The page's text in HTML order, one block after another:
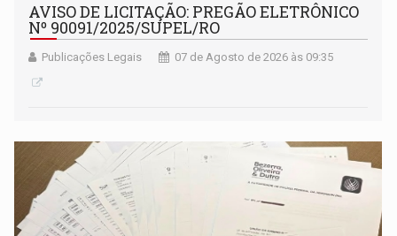
AVISO DE LICITAÇÃO: PREGÃO ELETRÔNICO
Nº 90091/2025/SUPEL/RO
Publicações Legais 07 de Agosto de 2026 às 09:35